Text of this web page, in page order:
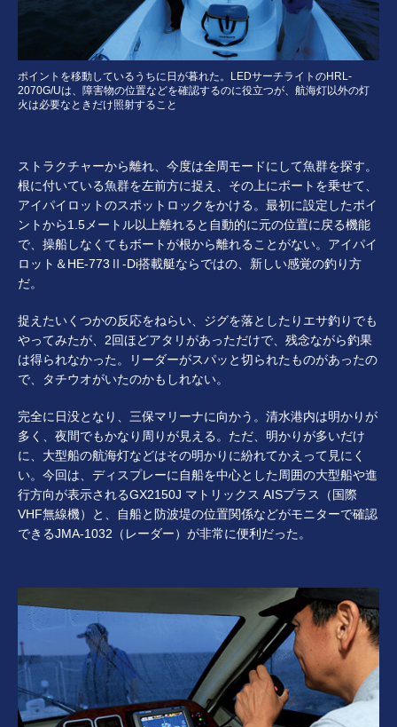
ポイントを移動しているうちに日が暮れた。LEDサーチライトのHRL-
2070G/Uは、障害物の位置などを確認するのに役立つが、航海灯以外の灯
火は必要なときだけ照射すること
ストラクチャーから離れ、今度は全周モードにして魚群を探す。
根に付いている魚群を左前方に捉え、その上にボートを乗せて、
アイパイロットのスポットロックをかける。最初に設定したポイ
ントから1.5メートル以上離れると自動的に元の位置に戻る機能
で、操船しなくてもボートが根から離れることがない。アイパイ
ロット＆HE-773Ⅱ-Di搭載艇ならではの、新しい感覚の釣り方
だ。
捉えたいくつかの反応をねらい、ジグを落としたりエサ釣りでも
やってみたが、2回ほどアタリがあっただけで、残念ながら釣果
は得られなかった。リーダーがスパッと切られたものがあったの
で、タチウオがいたのかもしれない。
完全に日没となり、三保マリーナに向かう。清水港内は明かりが
多く、夜間でもかなり周りが見える。ただ、明かりが多いだけ
に、大型船の航海灯などはその明かりに紛れてかえって見にく
い。今回は、ディスプレーに自船を中心とした周囲の大型船や進
行方向が表示されるGX2150J マトリックス AISプラス（国際
VHF無線機）と、自船と防波堤の位置関係などがモニターで確認
できるJMA-1032（レーダー）が非常に便利だった。